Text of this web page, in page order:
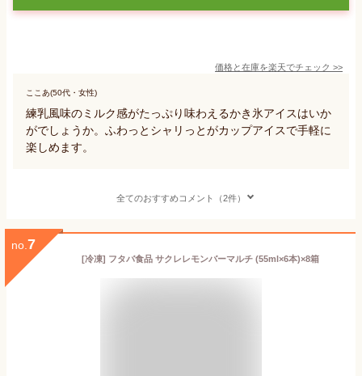
価格と在庫を楽天でチェック >>
ここあ(50代・女性)
練乳風味のミルク感がたっぷり味わえるかき氷アイスはいか
がでしょうか。ふわっとシャリっとがカップアイスで手軽に
楽しめます。
全てのおすすめコメント（2件）
no. 7
[冷凍] フタバ食品 サクレレモンバーマルチ (55ml×6本)×8箱